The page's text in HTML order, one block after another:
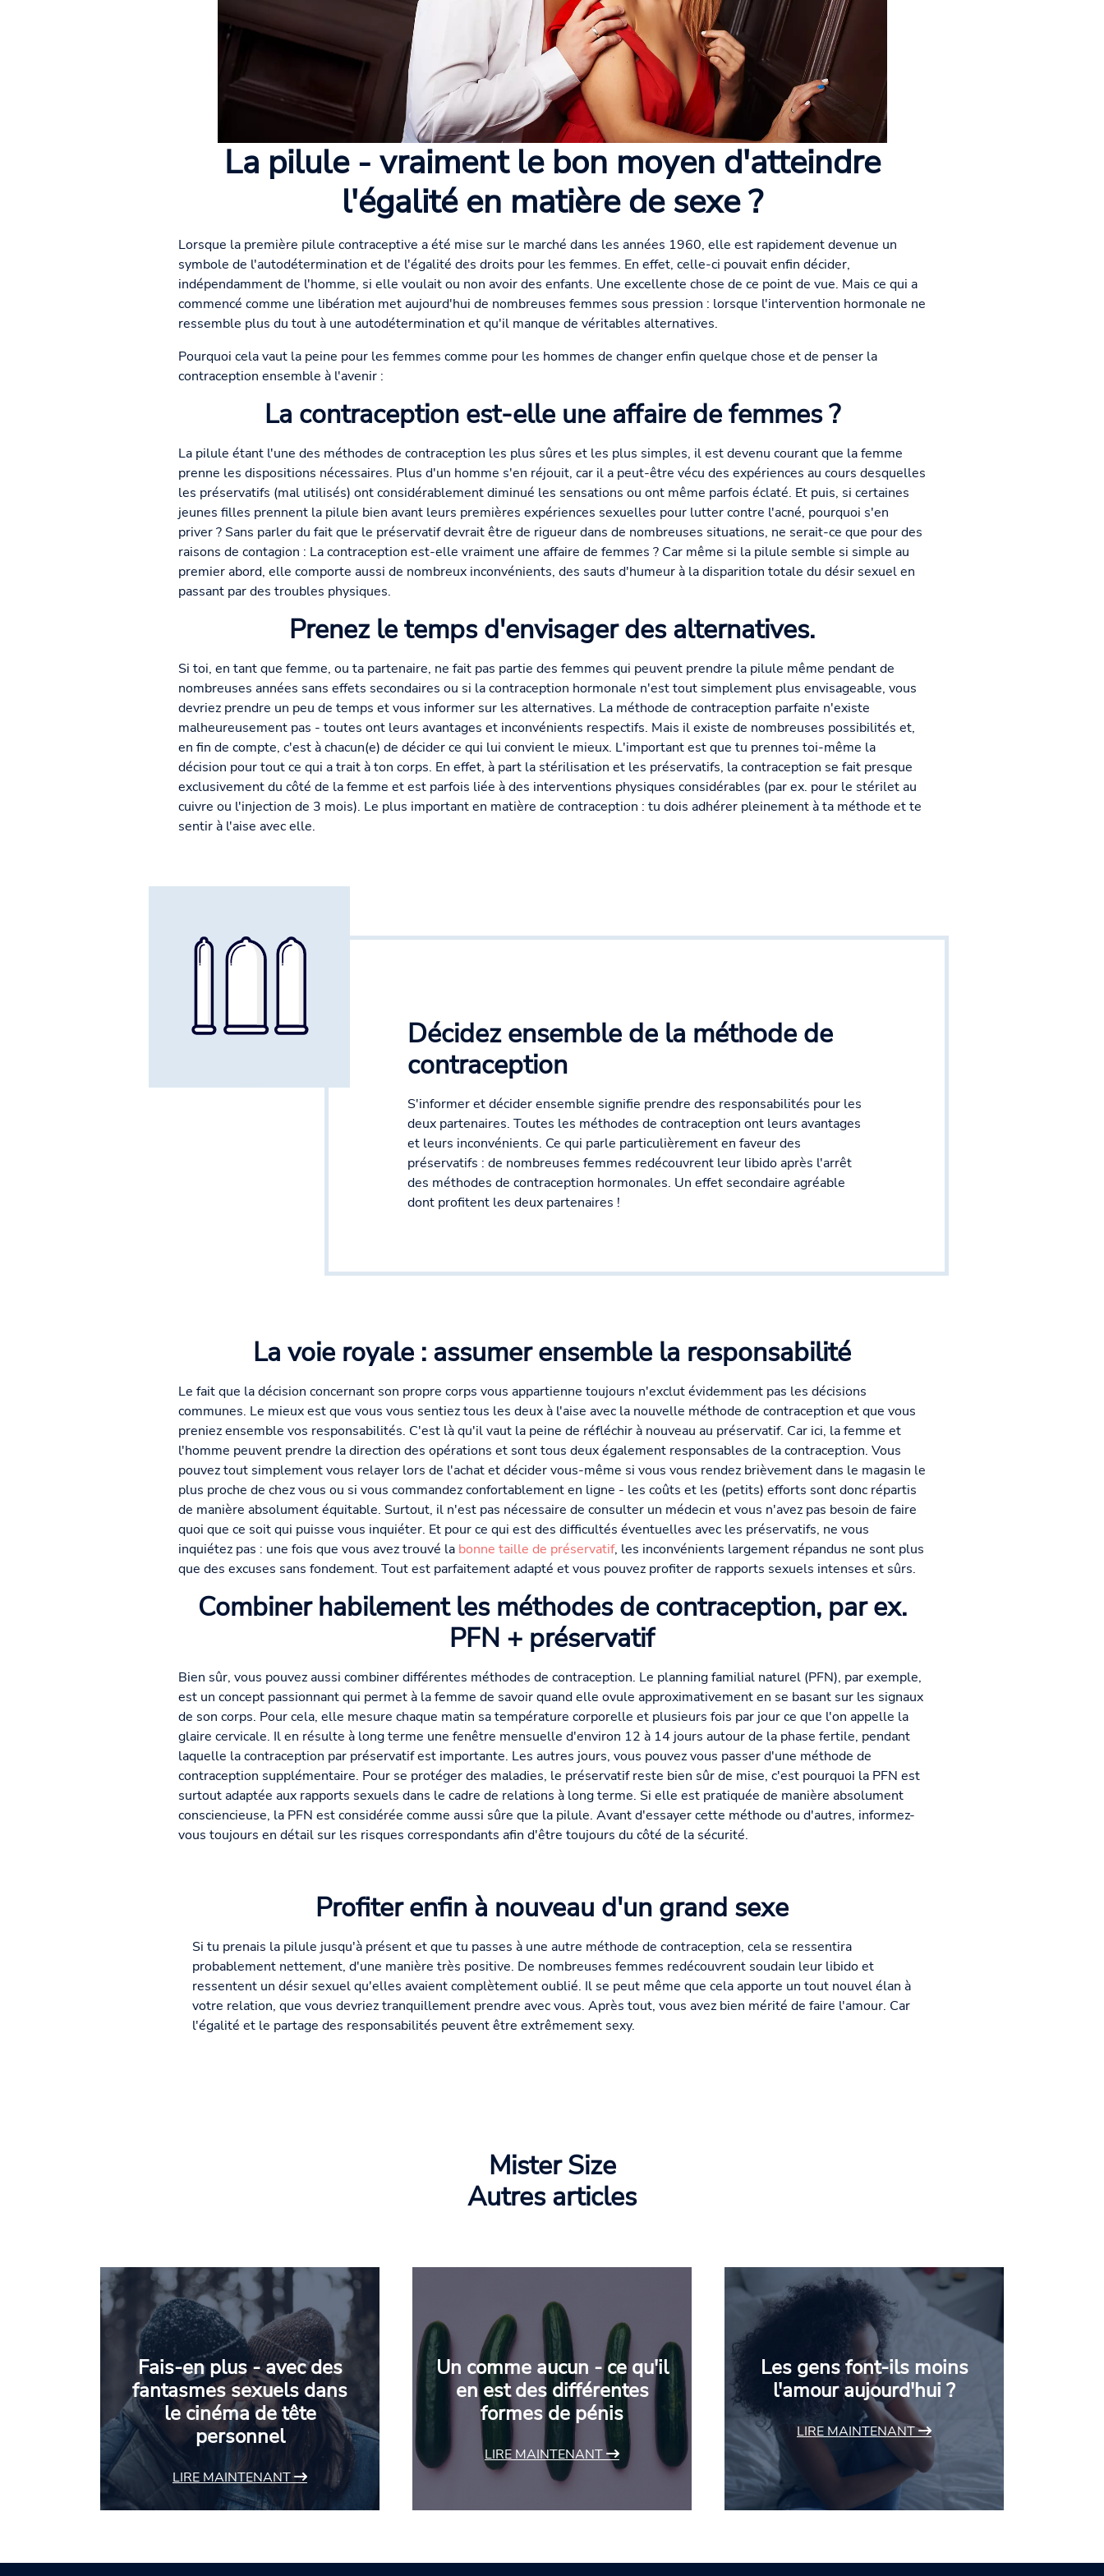
La pilule - vraiment le bon moyen d'atteindre
l'égalité en matière de sexe ?
Lorsque la première pilule contraceptive a été mise sur le marché dans les années 1960, elle est rapidement devenue un
symbole de l'autodétermination et de l'égalité des droits pour les femmes. En effet, celle-ci pouvait enfin décider,
indépendamment de l'homme, si elle voulait ou non avoir des enfants. Une excellente chose de ce point de vue. Mais ce qui a
commencé comme une libération met aujourd'hui de nombreuses femmes sous pression : lorsque l'intervention hormonale ne
ressemble plus du tout à une autodétermination et qu'il manque de véritables alternatives.
Pourquoi cela vaut la peine pour les femmes comme pour les hommes de changer enfin quelque chose et de penser la
contraception ensemble à l'avenir :
La contraception est-elle une affaire de femmes ?
La pilule étant l'une des méthodes de contraception les plus sûres et les plus simples, il est devenu courant que la femme
prenne les dispositions nécessaires. Plus d'un homme s'en réjouit, car il a peut-être vécu des expériences au cours desquelles
les préservatifs (mal utilisés) ont considérablement diminué les sensations ou ont même parfois éclaté. Et puis, si certaines
jeunes filles prennent la pilule bien avant leurs premières expériences sexuelles pour lutter contre l'acné, pourquoi s'en
priver ? Sans parler du fait que le préservatif devrait être de rigueur dans de nombreuses situations, ne serait-ce que pour des
raisons de contagion : La contraception est-elle vraiment une affaire de femmes ? Car même si la pilule semble si simple au
premier abord, elle comporte aussi de nombreux inconvénients, des sauts d'humeur à la disparition totale du désir sexuel en
passant par des troubles physiques.
Prenez le temps d'envisager des alternatives.
Si toi, en tant que femme, ou ta partenaire, ne fait pas partie des femmes qui peuvent prendre la pilule même pendant de
nombreuses années sans effets secondaires ou si la contraception hormonale n'est tout simplement plus envisageable, vous
devriez prendre un peu de temps et vous informer sur les alternatives. La méthode de contraception parfaite n'existe
malheureusement pas - toutes ont leurs avantages et inconvénients respectifs. Mais il existe de nombreuses possibilités et,
en fin de compte, c'est à chacun(e) de décider ce qui lui convient le mieux. L'important est que tu prennes toi-même la
décision pour tout ce qui a trait à ton corps. En effet, à part la stérilisation et les préservatifs, la contraception se fait presque
exclusivement du côté de la femme et est parfois liée à des interventions physiques considérables (par ex. pour le stérilet au
cuivre ou l'injection de 3 mois). Le plus important en matière de contraception : tu dois adhérer pleinement à ta méthode et te
sentir à l'aise avec elle.
Décidez ensemble de la méthode de
contraception
S'informer et décider ensemble signifie prendre des responsabilités pour les
deux partenaires. Toutes les méthodes de contraception ont leurs avantages
et leurs inconvénients. Ce qui parle particulièrement en faveur des
préservatifs : de nombreuses femmes redécouvrent leur libido après l'arrêt
des méthodes de contraception hormonales. Un effet secondaire agréable
dont profitent les deux partenaires !
La voie royale : assumer ensemble la responsabilité
Le fait que la décision concernant son propre corps vous appartienne toujours n'exclut évidemment pas les décisions
communes. Le mieux est que vous vous sentiez tous les deux à l'aise avec la nouvelle méthode de contraception et que vous
preniez ensemble vos responsabilités. C'est là qu'il vaut la peine de réfléchir à nouveau au préservatif. Car ici, la femme et
l'homme peuvent prendre la direction des opérations et sont tous deux également responsables de la contraception. Vous
pouvez tout simplement vous relayer lors de l'achat et décider vous-même si vous vous rendez brièvement dans le magasin le
plus proche de chez vous ou si vous commandez confortablement en ligne - les coûts et les (petits) efforts sont donc répartis
de manière absolument équitable. Surtout, il n'est pas nécessaire de consulter un médecin et vous n'avez pas besoin de faire
quoi que ce soit qui puisse vous inquiéter. Et pour ce qui est des difficultés éventuelles avec les préservatifs, ne vous
inquiétez pas : une fois que vous avez trouvé la bonne taille de préservatif, les inconvénients largement répandus ne sont plus
que des excuses sans fondement. Tout est parfaitement adapté et vous pouvez profiter de rapports sexuels intenses et sûrs.
Combiner habilement les méthodes de contraception, par ex.
PFN + préservatif
Bien sûr, vous pouvez aussi combiner différentes méthodes de contraception. Le planning familial naturel (PFN), par exemple,
est un concept passionnant qui permet à la femme de savoir quand elle ovule approximativement en se basant sur les signaux
de son corps. Pour cela, elle mesure chaque matin sa température corporelle et plusieurs fois par jour ce que l'on appelle la
glaire cervicale. Il en résulte à long terme une fenêtre mensuelle d'environ 12 à 14 jours autour de la phase fertile, pendant
laquelle la contraception par préservatif est importante. Les autres jours, vous pouvez vous passer d'une méthode de
contraception supplémentaire. Pour se protéger des maladies, le préservatif reste bien sûr de mise, c'est pourquoi la PFN est
surtout adaptée aux rapports sexuels dans le cadre de relations à long terme. Si elle est pratiquée de manière absolument
consciencieuse, la PFN est considérée comme aussi sûre que la pilule. Avant d'essayer cette méthode ou d'autres, informez-
vous toujours en détail sur les risques correspondants afin d'être toujours du côté de la sécurité.
Profiter enfin à nouveau d'un grand sexe
Si tu prenais la pilule jusqu'à présent et que tu passes à une autre méthode de contraception, cela se ressentira
probablement nettement, d'une manière très positive. De nombreuses femmes redécouvrent soudain leur libido et
ressentent un désir sexuel qu'elles avaient complètement oublié. Il se peut même que cela apporte un tout nouvel élan à
votre relation, que vous devriez tranquillement prendre avec vous. Après tout, vous avez bien mérité de faire l'amour. Car
l'égalité et le partage des responsabilités peuvent être extrêmement sexy.
Mister Size
Autres articles
Fais-en plus - avec des
fantasmes sexuels dans
le cinéma de tête
personnel
LIRE MAINTENANT
Un comme aucun - ce qu'il
en est des différentes
formes de pénis
LIRE MAINTENANT
Les gens font-ils moins
l'amour aujourd'hui ?
LIRE MAINTENANT